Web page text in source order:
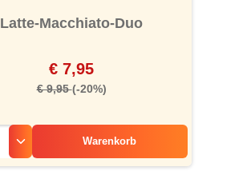
Latte-Macchiato-Duo
€ 7,95
€ 9,95(-20%)
Warenkorb